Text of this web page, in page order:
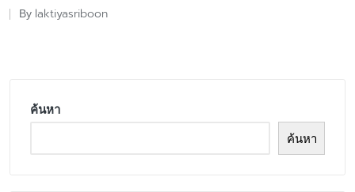
Posted
By laktiyasriboon
ค้นหา
ค้นหา